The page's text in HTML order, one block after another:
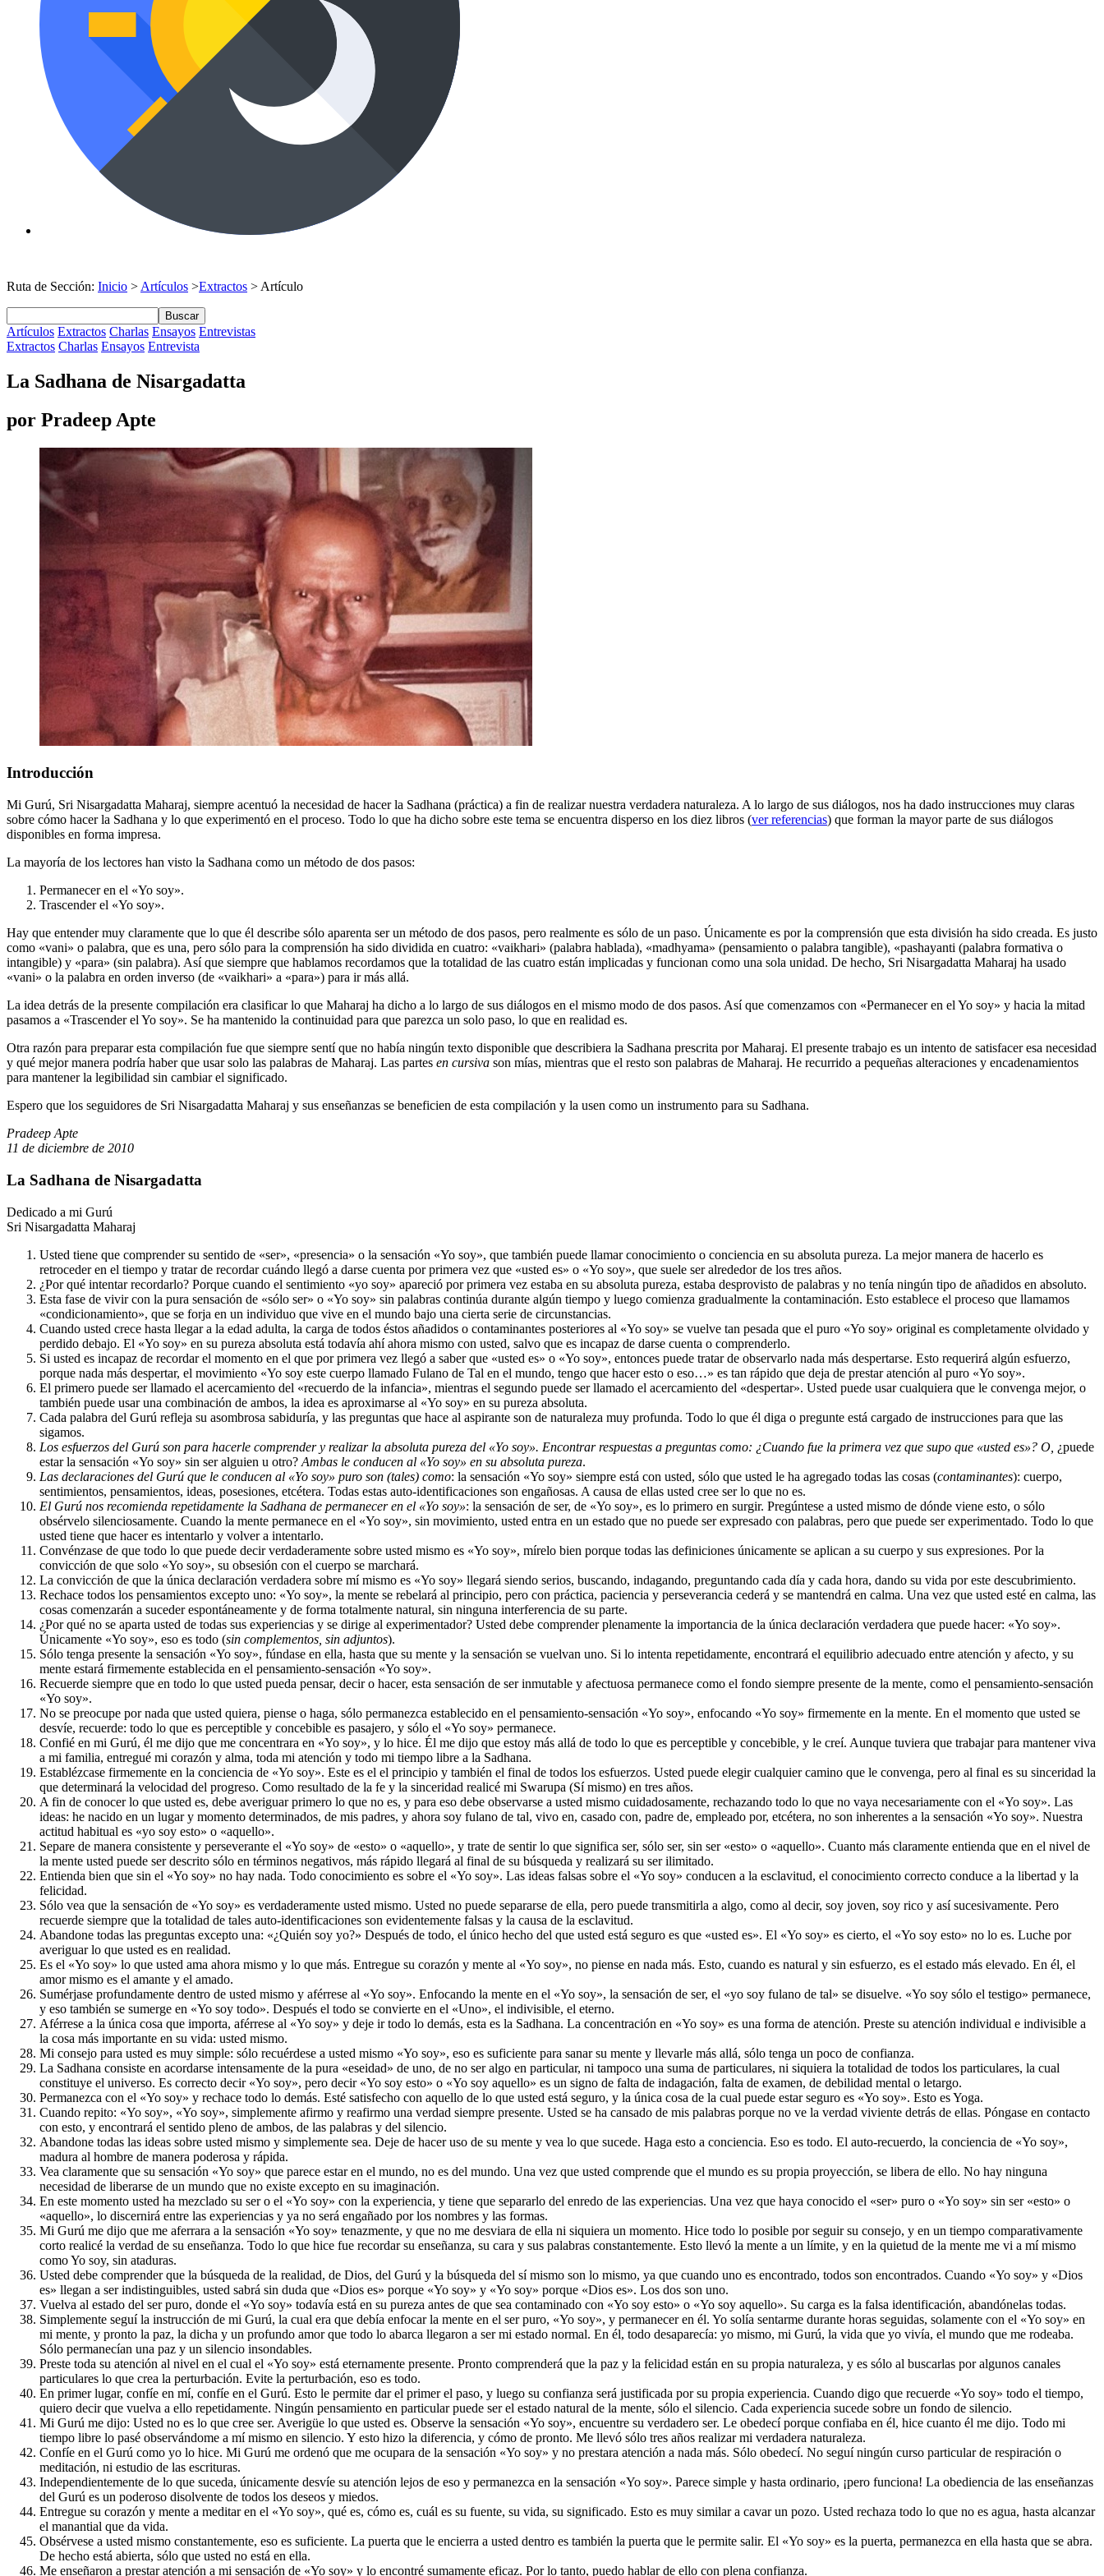
Ruta de Sección: Inicio > Artículos >Extractos > Artículo
Buscar
Artículos Extractos Charlas Ensayos Entrevistas
Extractos Charlas Ensayos Entrevista
La Sadhana de Nisargadatta
por Pradeep Apte
Introducción
Mi Gurú, Sri Nisargadatta Maharaj, siempre acentuó la necesidad de hacer la Sadhana (práctica) a fin de realizar nuestra verdadera naturaleza. A lo largo de sus diálogos, nos ha dado instrucciones muy claras
sobre cómo hacer la Sadhana y lo que experimentó en el proceso. Todo lo que ha dicho sobre este tema se encuentra disperso en los diez libros (ver referencias) que forman la mayor parte de sus diálogos
disponibles en forma impresa.
La mayoría de los lectores han visto la Sadhana como un método de dos pasos:
Permanecer en el «Yo soy».
Trascender el «Yo soy».
Hay que entender muy claramente que lo que él describe sólo aparenta ser un método de dos pasos, pero realmente es sólo de un paso. Únicamente es por la comprensión que esta división ha sido creada. Es justo
como «vani» o palabra, que es una, pero sólo para la comprensión ha sido dividida en cuatro: «vaikhari» (palabra hablada), «madhyama» (pensamiento o palabra tangible), «pashayanti (palabra formativa o
intangible) y «para» (sin palabra). Así que siempre que hablamos recordamos que la totalidad de las cuatro están implicadas y funcionan como una sola unidad. De hecho, Sri Nisargadatta Maharaj ha usado
«vani» o la palabra en orden inverso (de «vaikhari» a «para») para ir más allá.
La idea detrás de la presente compilación era clasificar lo que Maharaj ha dicho a lo largo de sus diálogos en el mismo modo de dos pasos. Así que comenzamos con «Permanecer en el Yo soy» y hacia la mitad
pasamos a «Trascender el Yo soy». Se ha mantenido la continuidad para que parezca un solo paso, lo que en realidad es.
Otra razón para preparar esta compilación fue que siempre sentí que no había ningún texto disponible que describiera la Sadhana prescrita por Maharaj. El presente trabajo es un intento de satisfacer esa necesidad
y qué mejor manera podría haber que usar solo las palabras de Maharaj. Las partes en cursiva son mías, mientras que el resto son palabras de Maharaj. He recurrido a pequeñas alteraciones y encadenamientos
para mantener la legibilidad sin cambiar el significado.
Espero que los seguidores de Sri Nisargadatta Maharaj y sus enseñanzas se beneficien de esta compilación y la usen como un instrumento para su Sadhana.
Pradeep Apte
11 de diciembre de 2010
La Sadhana de Nisargadatta
Dedicado a mi Gurú
Sri Nisargadatta Maharaj
Usted tiene que comprender su sentido de «ser», «presencia» o la sensación «Yo soy», que también puede llamar conocimiento o conciencia en su absoluta pureza. La mejor manera de hacerlo es
retroceder en el tiempo y tratar de recordar cuándo llegó a darse cuenta por primera vez que «usted es» o «Yo soy», que suele ser alrededor de los tres años.
¿Por qué intentar recordarlo? Porque cuando el sentimiento «yo soy» apareció por primera vez estaba en su absoluta pureza, estaba desprovisto de palabras y no tenía ningún tipo de añadidos en absoluto.
Esta fase de vivir con la pura sensación de «sólo ser» o «Yo soy» sin palabras continúa durante algún tiempo y luego comienza gradualmente la contaminación. Esto establece el proceso que llamamos
«condicionamiento», que se forja en un individuo que vive en el mundo bajo una cierta serie de circunstancias.
Cuando usted crece hasta llegar a la edad adulta, la carga de todos éstos añadidos o contaminantes posteriores al «Yo soy» se vuelve tan pesada que el puro «Yo soy» original es completamente olvidado y
perdido debajo. El «Yo soy» en su pureza absoluta está todavía ahí ahora mismo con usted, salvo que es incapaz de darse cuenta o comprenderlo.
Si usted es incapaz de recordar el momento en el que por primera vez llegó a saber que «usted es» o «Yo soy», entonces puede tratar de observarlo nada más despertarse. Esto requerirá algún esfuerzo,
porque nada más despertar, el movimiento «Yo soy este cuerpo llamado Fulano de Tal en el mundo, tengo que hacer esto o eso…» es tan rápido que deja de prestar atención al puro «Yo soy».
El primero puede ser llamado el acercamiento del «recuerdo de la infancia», mientras el segundo puede ser llamado el acercamiento del «despertar». Usted puede usar cualquiera que le convenga mejor, o
también puede usar una combinación de ambos, la idea es aproximarse al «Yo soy» en su pureza absoluta.
Cada palabra del Gurú refleja su asombrosa sabiduría, y las preguntas que hace al aspirante son de naturaleza muy profunda. Todo lo que él diga o pregunte está cargado de instrucciones para que las
sigamos.
Los esfuerzos del Gurú son para hacerle comprender y realizar la absoluta pureza del «Yo soy». Encontrar respuestas a preguntas como: ¿Cuando fue la primera vez que supo que «usted es»? O, ¿puede
estar la sensación «Yo soy» sin ser alguien u otro? Ambas le conducen al «Yo soy» en su absoluta pureza.
Las declaraciones del Gurú que le conducen al «Yo soy» puro son (tales) como: la sensación «Yo soy» siempre está con usted, sólo que usted le ha agregado todas las cosas (contaminantes): cuerpo,
sentimientos, pensamientos, ideas, posesiones, etcétera. Todas estas auto-identificaciones son engañosas. A causa de ellas usted cree ser lo que no es.
El Gurú nos recomienda repetidamente la Sadhana de permanecer en el «Yo soy»: la sensación de ser, de «Yo soy», es lo primero en surgir. Pregúntese a usted mismo de dónde viene esto, o sólo
obsérvelo silenciosamente. Cuando la mente permanece en el «Yo soy», sin movimiento, usted entra en un estado que no puede ser expresado con palabras, pero que puede ser experimentado. Todo lo que
usted tiene que hacer es intentarlo y volver a intentarlo.
Convénzase de que todo lo que puede decir verdaderamente sobre usted mismo es «Yo soy», mírelo bien porque todas las definiciones únicamente se aplican a su cuerpo y sus expresiones. Por la
convicción de que solo «Yo soy», su obsesión con el cuerpo se marchará.
La convicción de que la única declaración verdadera sobre mí mismo es «Yo soy» llegará siendo serios, buscando, indagando, preguntando cada día y cada hora, dando su vida por este descubrimiento.
Rechace todos los pensamientos excepto uno: «Yo soy», la mente se rebelará al principio, pero con práctica, paciencia y perseverancia cederá y se mantendrá en calma. Una vez que usted esté en calma, las
cosas comenzarán a suceder espontáneamente y de forma totalmente natural, sin ninguna interferencia de su parte.
¿Por qué no se aparta usted de todas sus experiencias y se dirige al experimentador? Usted debe comprender plenamente la importancia de la única declaración verdadera que puede hacer: «Yo soy».
Únicamente «Yo soy», eso es todo (sin complementos, sin adjuntos).
Sólo tenga presente la sensación «Yo soy», fúndase en ella, hasta que su mente y la sensación se vuelvan uno. Si lo intenta repetidamente, encontrará el equilibrio adecuado entre atención y afecto, y su
mente estará firmemente establecida en el pensamiento-sensación «Yo soy».
Recuerde siempre que en todo lo que usted pueda pensar, decir o hacer, esta sensación de ser inmutable y afectuosa permanece como el fondo siempre presente de la mente, como el pensamiento-sensación
«Yo soy».
No se preocupe por nada que usted quiera, piense o haga, sólo permanezca establecido en el pensamiento-sensación «Yo soy», enfocando «Yo soy» firmemente en la mente. En el momento que usted se
desvíe, recuerde: todo lo que es perceptible y concebible es pasajero, y sólo el «Yo soy» permanece.
Confié en mi Gurú, él me dijo que me concentrara en «Yo soy», y lo hice. Él me dijo que estoy más allá de todo lo que es perceptible y concebible, y le creí. Aunque tuviera que trabajar para mantener viva
a mi familia, entregué mi corazón y alma, toda mi atención y todo mi tiempo libre a la Sadhana.
Establézcase firmemente en la conciencia de «Yo soy». Este es el el principio y también el final de todos los esfuerzos. Usted puede elegir cualquier camino que le convenga, pero al final es su sinceridad la
que determinará la velocidad del progreso. Como resultado de la fe y la sinceridad realicé mi Swarupa (Sí mismo) en tres años.
A fin de conocer lo que usted es, debe averiguar primero lo que no es, y para eso debe observarse a usted mismo cuidadosamente, rechazando todo lo que no vaya necesariamente con el «Yo soy». Las
ideas: he nacido en un lugar y momento determinados, de mis padres, y ahora soy fulano de tal, vivo en, casado con, padre de, empleado por, etcétera, no son inherentes a la sensación «Yo soy». Nuestra
actitud habitual es «yo soy esto» o «aquello».
Separe de manera consistente y perseverante el «Yo soy» de «esto» o «aquello», y trate de sentir lo que significa ser, sólo ser, sin ser «esto» o «aquello». Cuanto más claramente entienda que en el nivel de
la mente usted puede ser descrito sólo en términos negativos, más rápido llegará al final de su búsqueda y realizará su ser ilimitado.
Entienda bien que sin el «Yo soy» no hay nada. Todo conocimiento es sobre el «Yo soy». Las ideas falsas sobre el «Yo soy» conducen a la esclavitud, el conocimiento correcto conduce a la libertad y la
felicidad.
Sólo vea que la sensación de «Yo soy» es verdaderamente usted mismo. Usted no puede separarse de ella, pero puede transmitirla a algo, como al decir, soy joven, soy rico y así sucesivamente. Pero
recuerde siempre que la totalidad de tales auto-identificaciones son evidentemente falsas y la causa de la esclavitud.
Abandone todas las preguntas excepto una: «¿Quién soy yo?» Después de todo, el único hecho del que usted está seguro es que «usted es». El «Yo soy» es cierto, el «Yo soy esto» no lo es. Luche por
averiguar lo que usted es en realidad.
Es el «Yo soy» lo que usted ama ahora mismo y lo que más. Entregue su corazón y mente al «Yo soy», no piense en nada más. Esto, cuando es natural y sin esfuerzo, es el estado más elevado. En él, el
amor mismo es el amante y el amado.
Sumérjase profundamente dentro de usted mismo y aférrese al «Yo soy». Enfocando la mente en el «Yo soy», la sensación de ser, el «yo soy fulano de tal» se disuelve. «Yo soy sólo el testigo» permanece,
y eso también se sumerge en «Yo soy todo». Después el todo se convierte en el «Uno», el indivisible, el eterno.
Aférrese a la única cosa que importa, aférrese al «Yo soy» y deje ir todo lo demás, esta es la Sadhana. La concentración en «Yo soy» es una forma de atención. Preste su atención individual e indivisible a
la cosa más importante en su vida: usted mismo.
Mi consejo para usted es muy simple: sólo recuérdese a usted mismo «Yo soy», eso es suficiente para sanar su mente y llevarle más allá, sólo tenga un poco de confianza.
La Sadhana consiste en acordarse intensamente de la pura «eseidad» de uno, de no ser algo en particular, ni tampoco una suma de particulares, ni siquiera la totalidad de todos los particulares, la cual
constituye el universo. Es correcto decir «Yo soy», pero decir «Yo soy esto» o «Yo soy aquello» es un signo de falta de indagación, falta de examen, de debilidad mental o letargo.
Permanezca con el «Yo soy» y rechace todo lo demás. Esté satisfecho con aquello de lo que usted está seguro, y la única cosa de la cual puede estar seguro es «Yo soy». Esto es Yoga.
Cuando repito: «Yo soy», «Yo soy», simplemente afirmo y reafirmo una verdad siempre presente. Usted se ha cansado de mis palabras porque no ve la verdad viviente detrás de ellas. Póngase en contacto
con esto, y encontrará el sentido pleno de ambos, de las palabras y del silencio.
Abandone todas las ideas sobre usted mismo y simplemente sea. Deje de hacer uso de su mente y vea lo que sucede. Haga esto a conciencia. Eso es todo. El auto-recuerdo, la conciencia de «Yo soy»,
madura al hombre de manera poderosa y rápida.
Vea claramente que su sensación «Yo soy» que parece estar en el mundo, no es del mundo. Una vez que usted comprende que el mundo es su propia proyección, se libera de ello. No hay ninguna
necesidad de liberarse de un mundo que no existe excepto en su imaginación.
En este momento usted ha mezclado su ser o el «Yo soy» con la experiencia, y tiene que separarlo del enredo de las experiencias. Una vez que haya conocido el «ser» puro o «Yo soy» sin ser «esto» o
«aquello», lo discernirá entre las experiencias y ya no será engañado por los nombres y las formas.
Mi Gurú me dijo que me aferrara a la sensación «Yo soy» tenazmente, y que no me desviara de ella ni siquiera un momento. Hice todo lo posible por seguir su consejo, y en un tiempo comparativamente
corto realicé la verdad de su enseñanza. Todo lo que hice fue recordar su enseñanza, su cara y sus palabras constantemente. Esto llevó la mente a un límite, y en la quietud de la mente me vi a mí mismo
como Yo soy, sin ataduras.
Usted debe comprender que la búsqueda de la realidad, de Dios, del Gurú y la búsqueda del sí mismo son lo mismo, ya que cuando uno es encontrado, todos son encontrados. Cuando «Yo soy» y «Dios
es» llegan a ser indistinguibles, usted sabrá sin duda que «Dios es» porque «Yo soy» y «Yo soy» porque «Dios es». Los dos son uno.
Vuelva al estado del ser puro, donde el «Yo soy» todavía está en su pureza antes de que sea contaminado con «Yo soy esto» o «Yo soy aquello». Su carga es la falsa identificación, abandónelas todas.
Simplemente seguí la instrucción de mi Gurú, la cual era que debía enfocar la mente en el ser puro, «Yo soy», y permanecer en él. Yo solía sentarme durante horas seguidas, solamente con el «Yo soy» en
mi mente, y pronto la paz, la dicha y un profundo amor que todo lo abarca llegaron a ser mi estado normal. En él, todo desaparecía: yo mismo, mi Gurú, la vida que yo vivía, el mundo que me rodeaba.
Sólo permanecían una paz y un silencio insondables.
Preste toda su atención al nivel en el cual el «Yo soy» está eternamente presente. Pronto comprenderá que la paz y la felicidad están en su propia naturaleza, y es sólo al buscarlas por algunos canales
particulares lo que crea la perturbación. Evite la perturbación, eso es todo.
En primer lugar, confíe en mí, confíe en el Gurú. Esto le permite dar el primer el paso, y luego su confianza será justificada por su propia experiencia. Cuando digo que recuerde «Yo soy» todo el tiempo,
quiero decir que vuelva a ello repetidamente. Ningún pensamiento en particular puede ser el estado natural de la mente, sólo el silencio. Cada experiencia sucede sobre un fondo de silencio.
Mi Gurú me dijo: Usted no es lo que cree ser. Averigüe lo que usted es. Observe la sensación «Yo soy», encuentre su verdadero ser. Le obedecí porque confiaba en él, hice cuanto él me dijo. Todo mi
tiempo libre lo pasé observándome a mí mismo en silencio. Y esto hizo la diferencia, y cómo de pronto. Me llevó sólo tres años realizar mi verdadera naturaleza.
Confíe en el Gurú como yo lo hice. Mi Gurú me ordenó que me ocupara de la sensación «Yo soy» y no prestara atención a nada más. Sólo obedecí. No seguí ningún curso particular de respiración o
meditación, ni estudio de las escrituras.
Independientemente de lo que suceda, únicamente desvíe su atención lejos de eso y permanezca en la sensación «Yo soy». Parece simple y hasta ordinario, ¡pero funciona! La obediencia de las enseñanzas
del Gurú es un poderoso disolvente de todos los deseos y miedos.
Entregue su corazón y mente a meditar en el «Yo soy», qué es, cómo es, cuál es su fuente, su vida, su significado. Esto es muy similar a cavar un pozo. Usted rechaza todo lo que no es agua, hasta alcanzar
el manantial que da vida.
Obsérvese a usted mismo constantemente, eso es suficiente. La puerta que le encierra a usted dentro es también la puerta que le permite salir. El «Yo soy» es la puerta, permanezca en ella hasta que se abra.
De hecho está abierta, sólo que usted no está en ella.
Me enseñaron a prestar atención a mi sensación de «Yo soy» y lo encontré sumamente eficaz. Por lo tanto, puedo hablar de ello con plena confianza.